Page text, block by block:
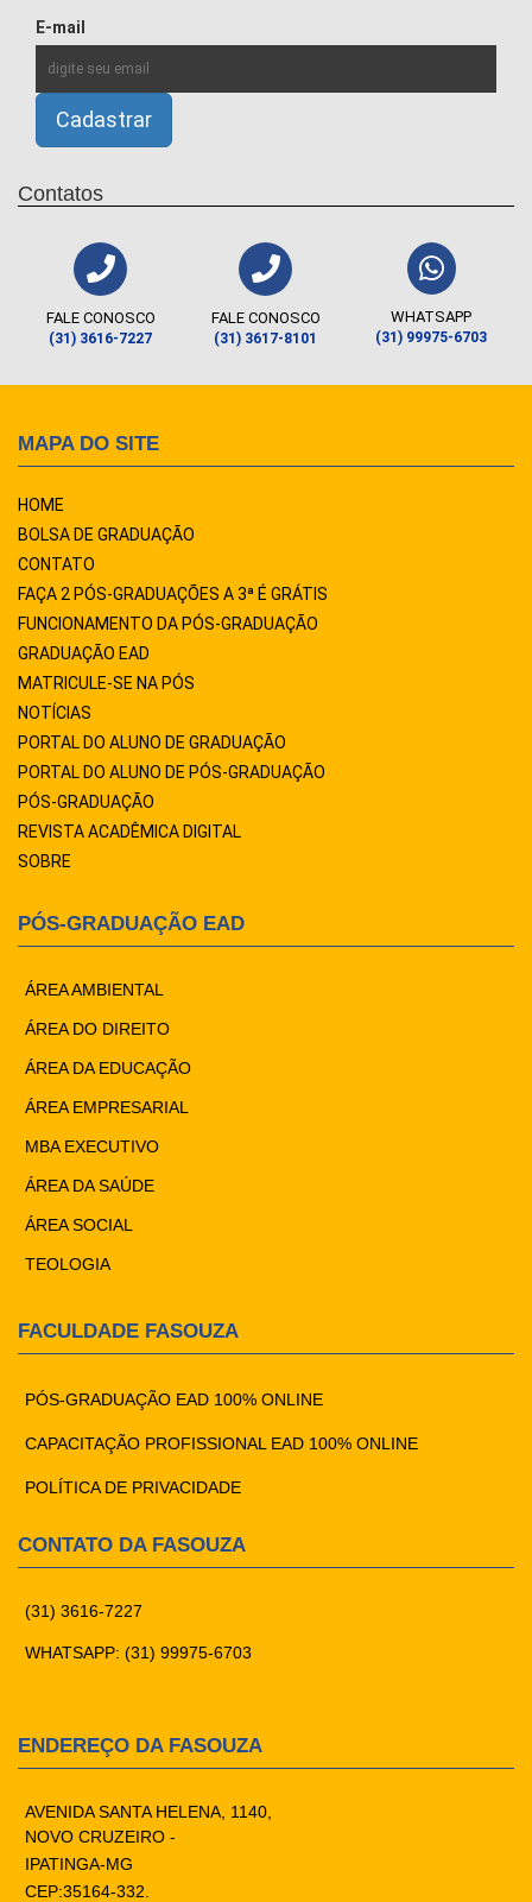
E-mail
Contatos
FALE CONOSCO
(31) 3616-7227
FALE CONOSCO
(31) 3617-8101
WHATSAPP
(31) 99975-6703
MAPA DO SITE
HOME
BOLSA DE GRADUAÇÃO
CONTATO
FAÇA 2 PÓS-GRADUAÇÕES A 3ª É GRÁTIS
FUNCIONAMENTO DA PÓS-GRADUAÇÃO
GRADUAÇÃO EAD
MATRICULE-SE NA PÓS
NOTÍCIAS
PORTAL DO ALUNO DE GRADUAÇÃO
PORTAL DO ALUNO DE PÓS-GRADUAÇÃO
PÓS-GRADUAÇÃO
REVISTA ACADÊMICA DIGITAL
SOBRE
PÓS-GRADUAÇÃO EAD
ÁREA AMBIENTAL
ÁREA DO DIREITO
ÁREA DA EDUCAÇÃO
ÁREA EMPRESARIAL
MBA EXECUTIVO
ÁREA DA SAÚDE
ÁREA SOCIAL
TEOLOGIA
FACULDADE FASOUZA
PÓS-GRADUAÇÃO EAD 100% ONLINE
CAPACITAÇÃO PROFISSIONAL EAD 100% ONLINE
POLÍTICA DE PRIVACIDADE
CONTATO DA FASOUZA
(31) 3616-7227
WHATSAPP: (31) 99975-6703
ENDEREÇO DA FASOUZA
AVENIDA SANTA HELENA, 1140,
NOVO CRUZEIRO -
IPATINGA-MG
CEP:35164-332.